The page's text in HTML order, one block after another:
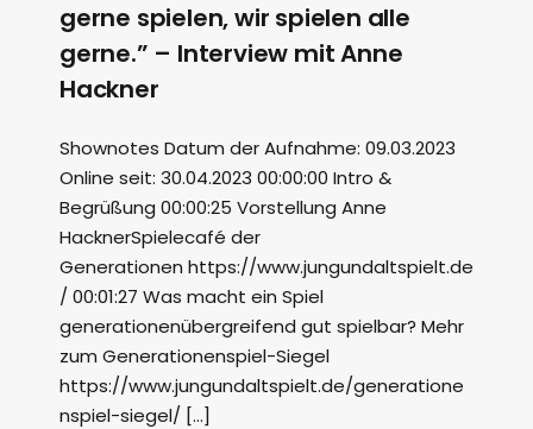
gerne spielen, wir spielen alle
gerne.” – Interview mit Anne
Hackner
Shownotes Datum der Aufnahme: 09.03.2023
Online seit: 30.04.2023 00:00:00 Intro &
Begrüßung 00:00:25 Vorstellung Anne
HacknerSpielecafé der
Generationen https://www.jungundaltspielt.de
/ 00:01:27 Was macht ein Spiel
generationenübergreifend gut spielbar? Mehr
zum Generationenspiel-Siegel
https://www.jungundaltspielt.de/generatione
nspiel-siegel/ […]